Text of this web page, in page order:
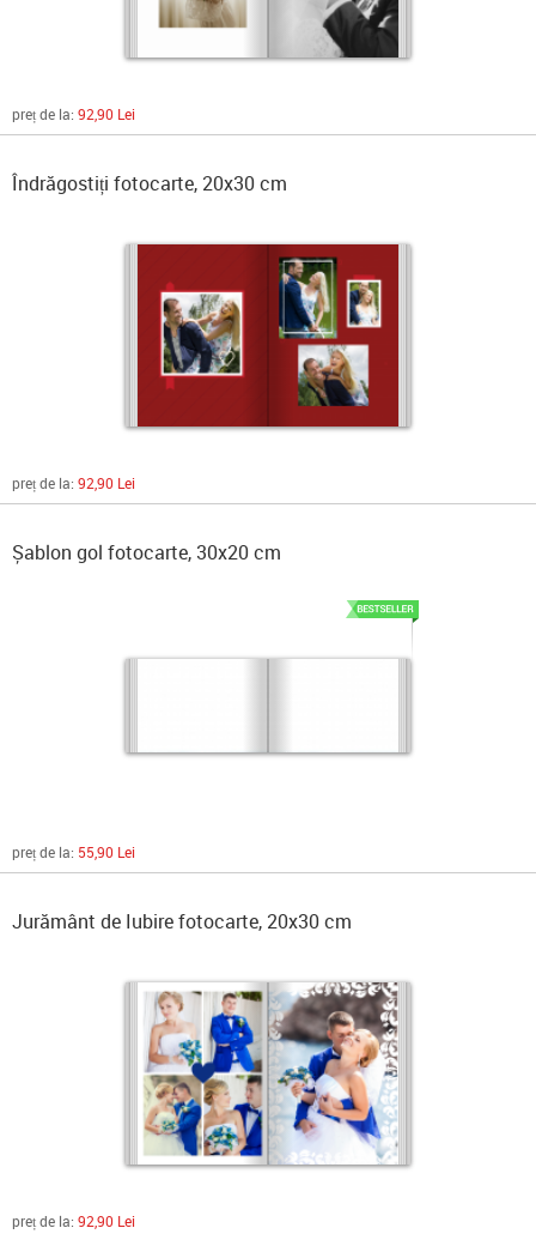
preț de la: 92,90 Lei
Îndrăgostiți fotocarte, 20x30 cm
preț de la: 92,90 Lei
Șablon gol fotocarte, 30x20 cm
preț de la: 55,90 Lei
Jurământ de Iubire fotocarte, 20x30 cm
preț de la: 92,90 Lei